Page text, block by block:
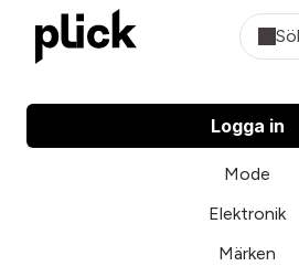
Logga in
Mode
Elektronik
Märken